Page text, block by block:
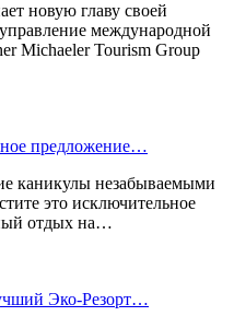
новую главу своей
международной
Michaeler Tourism Group
предложение…
каникулы незабываемыми
это исключительное
отдых на…
Эко-Резорт…